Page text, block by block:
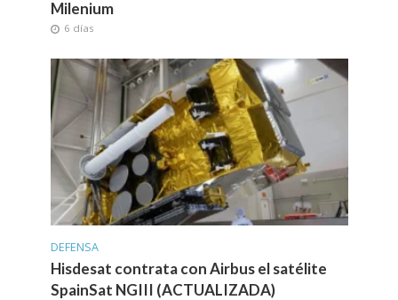
Milenium
6 días
DEFENSA
Hisdesat contrata con Airbus el satélite
SpainSat NGIII (ACTUALIZADA)